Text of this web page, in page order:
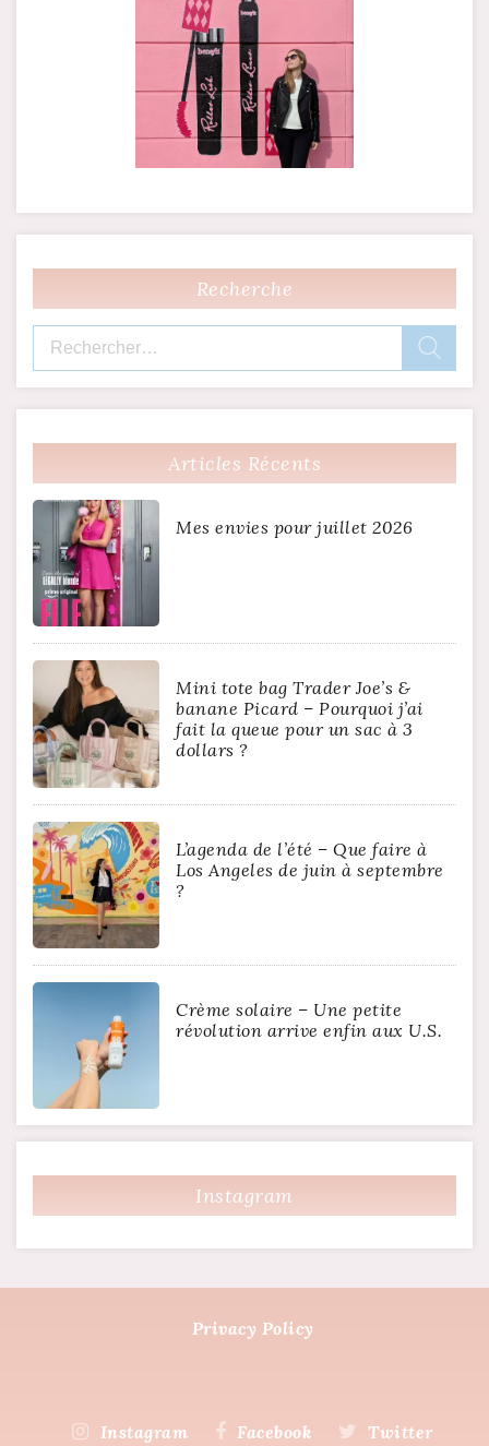
Recherche
Articles Récents
Mes envies pour juillet 2026
Mini tote bag Trader Joe’s &
banane Picard – Pourquoi j’ai
fait la queue pour un sac à 3
dollars ?
L’agenda de l’été – Que faire à
Los Angeles de juin à septembre
?
Crème solaire – Une petite
révolution arrive enfin aux U.S.
Instagram
Privacy Policy
Instagram Facebook Twitter